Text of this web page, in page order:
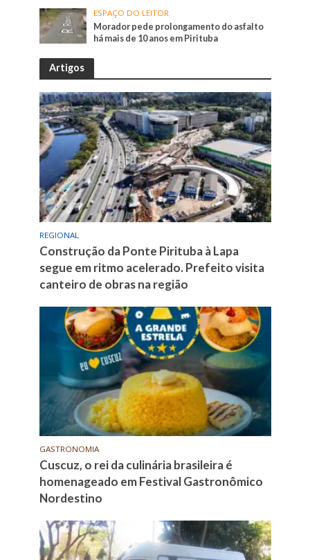
ESPAÇO DO LEITOR
Morador pede prolongamento do asfalto
há mais de 10 anos em Pirituba
Artigos
REGIONAL
Construção da Ponte Pirituba à Lapa
segue em ritmo acelerado. Prefeito visita
canteiro de obras na região
GASTRONOMIA
Cuscuz, o rei da culinária brasileira é
homenageado em Festival Gastronômico
Nordestino